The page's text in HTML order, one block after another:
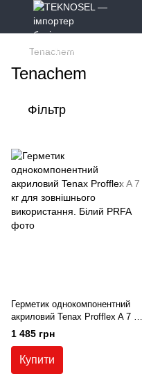
Tenaсhem
Tenaсhem
Фільтр
Герметик однокомпонентний
акриловий Tenax Profflex A 7 кг
для зовнішнього використання.
1 485 грн
Купити